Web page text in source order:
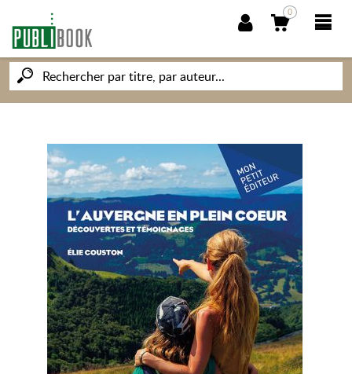
0
NOUVEAUTÉS
PUBLIBOOK
SOCIÉTÉ DES ÉCRIVAINS
CONNAISSANCES ET SAVOIRS
MON PETIT ÉDITEUR